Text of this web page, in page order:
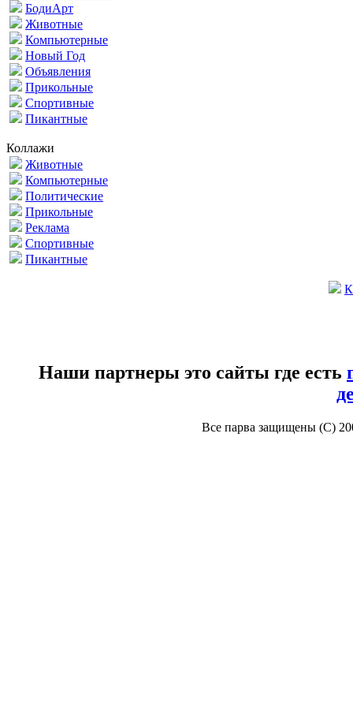
БодиАрт
Животные
Компьютерные
Новый Год
Объявления
Прикольные
Спортивные
Пикантные
Коллажи
Животные
Компьютерные
Политические
Прикольные
Реклама
Спортивные
Пикантные
Наши партнеры это сайты где есть
Все парва защищены (С)